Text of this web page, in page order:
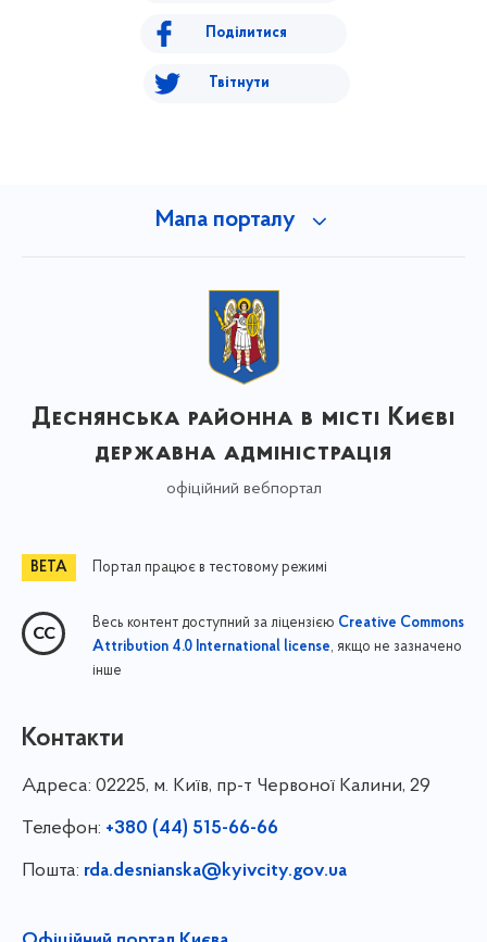
Поділитися
Твітнути
Мапа порталу
Деснянська районна в місті Києві
державна адміністрація
офіційний вебпортал
Портал працює в тестовому режимі
Весь контент доступний за ліцензією Creative Commons
Attribution 4.0 International license, якщо не зазначено
інше
Контакти
Адреса: 02225, м. Київ, пр-т Червоної Калини, 29
Телефон: +380 (44) 515-66-66
Пошта: rda.desnianska@kyivcity.gov.ua